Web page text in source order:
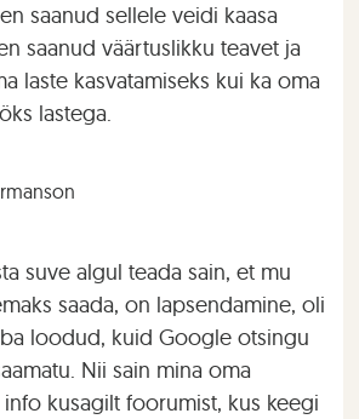
saanud sellele veidi kaasa
saanud väärtuslikku teavet ja
laste kasvatamiseks kui ka oma
lastega.
suve algul teada sain, et mu
saada, on lapsendamine, oli
loodud, kuid Google otsingu
Nii sain mina oma
kusagilt foorumist, kus keegi